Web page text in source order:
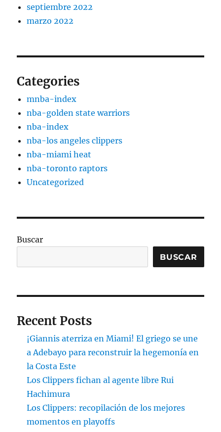
septiembre 2022
marzo 2022
Categories
mnba-index
nba-golden state warriors
nba-index
nba-los angeles clippers
nba-miami heat
nba-toronto raptors
Uncategorized
Buscar
BUSCAR
Recent Posts
¡Giannis aterriza en Miami! El griego se une
a Adebayo para reconstruir la hegemonía en
la Costa Este
Los Clippers fichan al agente libre Rui
Hachimura
Los Clippers: recopilación de los mejores
momentos en playoffs